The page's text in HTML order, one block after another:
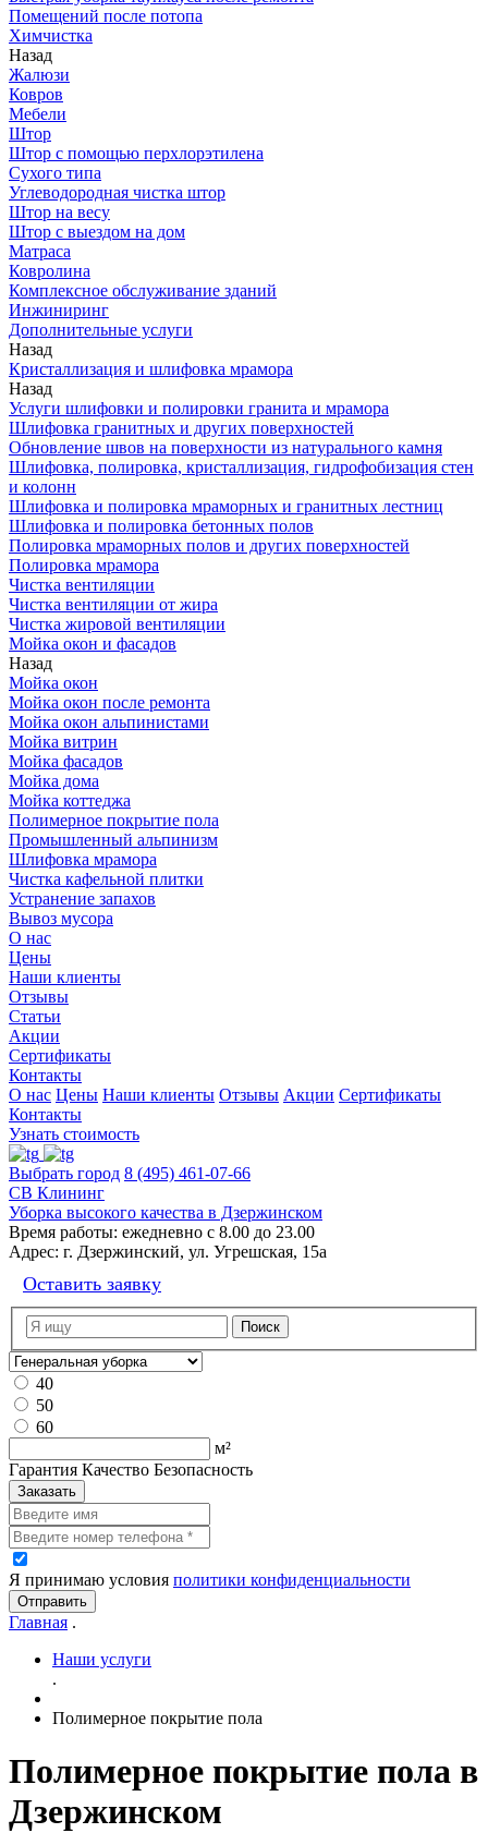
Помещений после потопа
Химчистка
Назад
Жалюзи
Ковров
Мебели
Штор
Штор с помощью перхлорэтилена
Сухого типа
Углеводородная чистка штор
Штор на весу
Штор с выездом на дом
Матраса
Ковролина
Комплексное обслуживание зданий
Инжиниринг
Дополнительные услуги
Назад
Кристаллизация и шлифовка мрамора
Назад
Услуги шлифовки и полировки гранита и мрамора
Шлифовка гранитных и других поверхностей
Обновление швов на поверхности из натурального камня
Шлифовка, полировка, кристаллизация, гидрофобизация стен
и колонн
Шлифовка и полировка мраморных и гранитных лестниц
Шлифовка и полировка бетонных полов
Полировка мраморных полов и других поверхностей
Полировка мрамора
Чистка вентиляции
Чистка вентиляции от жира
Чистка жировой вентиляции
Мойка окон и фасадов
Назад
Мойка окон
Мойка окон после ремонта
Мойка окон альпинистами
Мойка витрин
Мойка фасадов
Мойка дома
Мойка коттеджа
Полимерное покрытие пола
Промышленный альпинизм
Шлифовка мрамора
Чистка кафельной плитки
Устранение запахов
Вывоз мусора
О нас
Цены
Наши клиенты
Отзывы
Статьи
Акции
Сертификаты
Контакты
О нас Цены Наши клиенты Отзывы Акции Сертификаты
Контакты
Узнать стоимость
Выбрать город 8 (495) 461-07-66
СВ Клининг
Уборка высокого качества в Дзержинском
Время работы: ежедневно с 8.00 до 23.00
Адрес: г. Дзержинский, ул. Угрешская, 15а
Оставить заявку
40
50
60
м²
Гарантия Качество Безопасность
Заказать
Я принимаю условия политики конфиденциальности
Отправить
Главная .
Наши услуги
.
Полимерное покрытие пола
Полимерное покрытие пола в
Дзержинском